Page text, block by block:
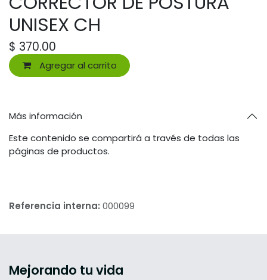
UNISEX CH
$ 370.00
Agregar al carrito
Más información
Este contenido se compartirá a través de todas las
páginas de productos.
Referencia interna: 000099
Mejorando tu vida